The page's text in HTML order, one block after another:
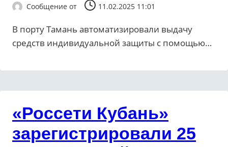
Сообщение от 11.02.2025 11:01
В порту Тамань автоматизировали выдачу
средств индивидуальной защиты с помощью…
«Россети Кубань»
зарегистрировали 25